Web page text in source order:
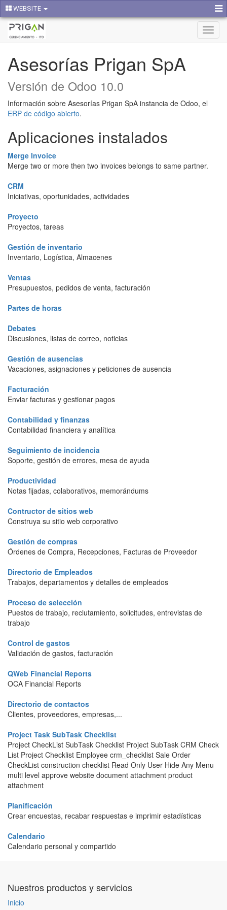
WEBSITE
Asesorías Prigan SpA
Versión de Odoo 10.0
Información sobre Asesorías Prigan SpA instancia de Odoo, el
ERP de código abierto.
Aplicaciones instalados
Merge Invoice
Merge two or more then two invoices belongs to same partner.
CRM
Iniciativas, oportunidades, actividades
Proyecto
Proyectos, tareas
Gestión de inventario
Inventario, Logística, Almacenes
Ventas
Presupuestos, pedidos de venta, facturación
Partes de horas
Debates
Discusiones, listas de correo, noticias
Gestión de ausencias
Vacaciones, asignaciones y peticiones de ausencia
Facturación
Enviar facturas y gestionar pagos
Contabilidad y finanzas
Contabilidad financiera y analítica
Seguimiento de incidencia
Soporte, gestión de errores, mesa de ayuda
Productividad
Notas fijadas, colaborativos, memorándums
Contructor de sitios web
Construya su sitio web corporativo
Gestión de compras
Órdenes de Compra, Recepciones, Facturas de Proveedor
Directorio de Empleados
Trabajos, departamentos y detalles de empleados
Proceso de selección
Puestos de trabajo, reclutamiento, solicitudes, entrevistas de
trabajo
Control de gastos
Validación de gastos, facturación
QWeb Financial Reports
OCA Financial Reports
Directorio de contactos
Clientes, proveedores, empresas,...
Project Task SubTask Checklist
Project CheckList SubTask Checklist Project SubTask CRM Check
List Project Checklist Employee crm_checklist Sale Order
CheckList construction checklist Read Only User Hide Any Menu
multi level approve website document attachment product
attachment
Planificación
Crear encuestas, recabar respuestas e imprimir estadísticas
Calendario
Calendario personal y compartido
Nuestros productos y servicios
Inicio